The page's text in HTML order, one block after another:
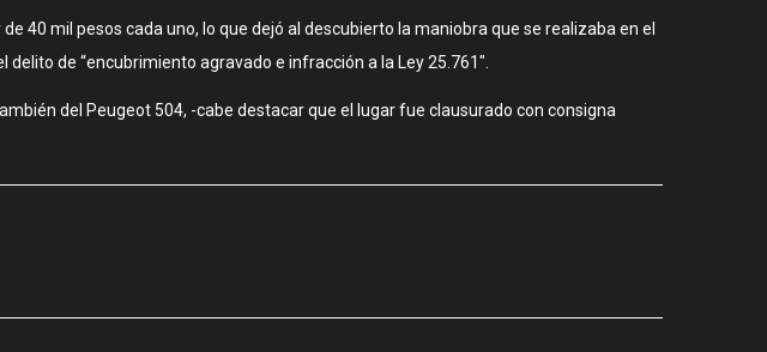
40 mil pesos cada uno, lo que dejó al descubierto la maniobra que se realizaba en el
de “encubrimiento agravado e infracción a la Ley 25.761″.
del Peugeot 504, -cabe destacar que el lugar fue clausurado con consigna